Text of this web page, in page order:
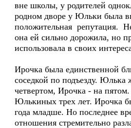
вне школы, у родителей
родном дворе у Юльки была
положительная репутация.
она ей сильно дорожила, но
использовала в своих
Ирочка была единственной
соседкой по подъезду. Юлька
четвертом, Ирочка - на
Юлькиных трех лет. Ирочка
года младше. Но последнее
отношения стремительно